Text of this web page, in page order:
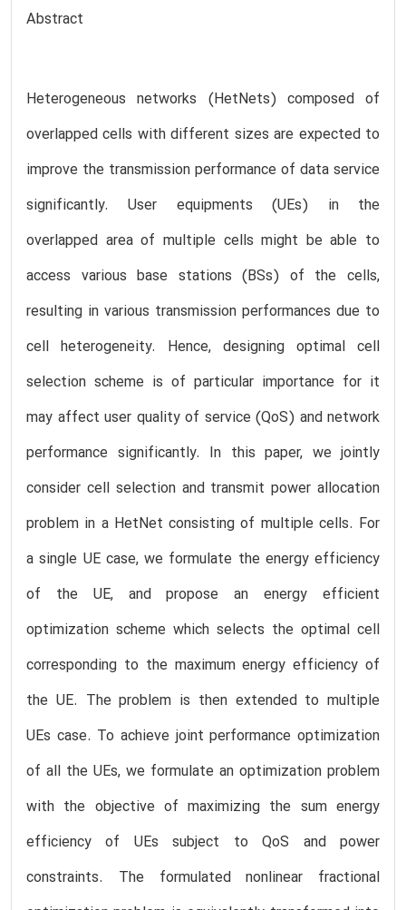
Abstract
Heterogeneous networks (HetNets) composed of
overlapped cells with different sizes are expected to
improve the transmission performance of data service
significantly. User equipments (UEs) in the
overlapped area of multiple cells might be able to
access various base stations (BSs) of the cells,
resulting in various transmission performances due to
cell heterogeneity. Hence, designing optimal cell
selection scheme is of particular importance for it
may affect user quality of service (QoS) and network
performance significantly. In this paper, we jointly
consider cell selection and transmit power allocation
problem in a HetNet consisting of multiple cells. For
a single UE case, we formulate the energy efficiency
of the UE, and propose an energy efficient
optimization scheme which selects the optimal cell
corresponding to the maximum energy efficiency of
the UE. The problem is then extended to multiple
UEs case. To achieve joint performance optimization
of all the UEs, we formulate an optimization problem
with the objective of maximizing the sum energy
efficiency of UEs subject to QoS and power
constraints. The formulated nonlinear fractional